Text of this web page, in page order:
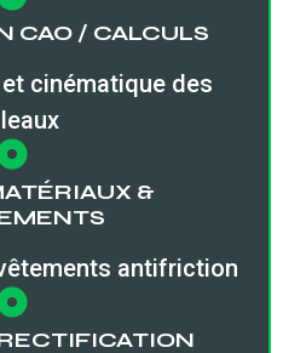
CAO / CALCULS
cinématique des
&
antifriction